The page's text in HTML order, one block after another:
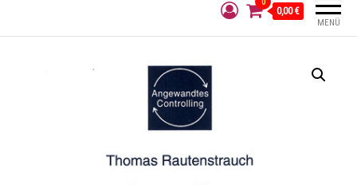
MENÜ
0,00 €